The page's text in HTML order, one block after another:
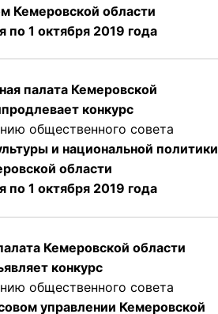
Кемеровской области
по 1 октября 2019 года
палата Кемеровской
продлевает конкурс
общественного совета
и национальной политики
области
по 1 октября 2019 года
Кемеровской области
конкурс
общественного совета
управлении Кемеровской